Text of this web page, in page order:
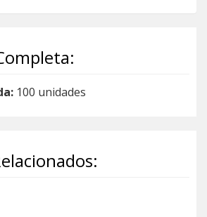
100 unidades